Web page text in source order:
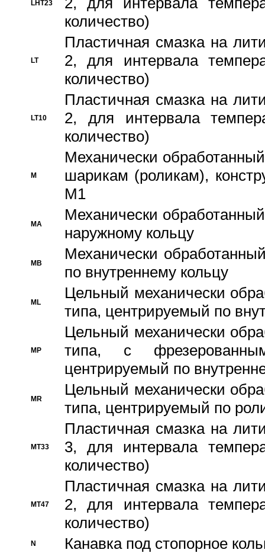
LHT23
количество)
LT
Пластичная смазка на
2, для интервала
количество)
LT10
Пластичная смазка на
2, для интервала
количество)
M
Механически
шарикам (роликам),
M1
MA
Механически
наружному кольцу
MB
Механически
по внутреннему кольцу
ML
Цельный механически
типа, центрируемый по
MP
Цельный механически
типа, с
центрируемый по
MR
Цельный механически
типа, центрируемый по
MT33
Пластичная смазка на
3, для интервала
количество)
MT47
Пластичная смазка на
2, для интервала
количество)
N Канавка под стопорное